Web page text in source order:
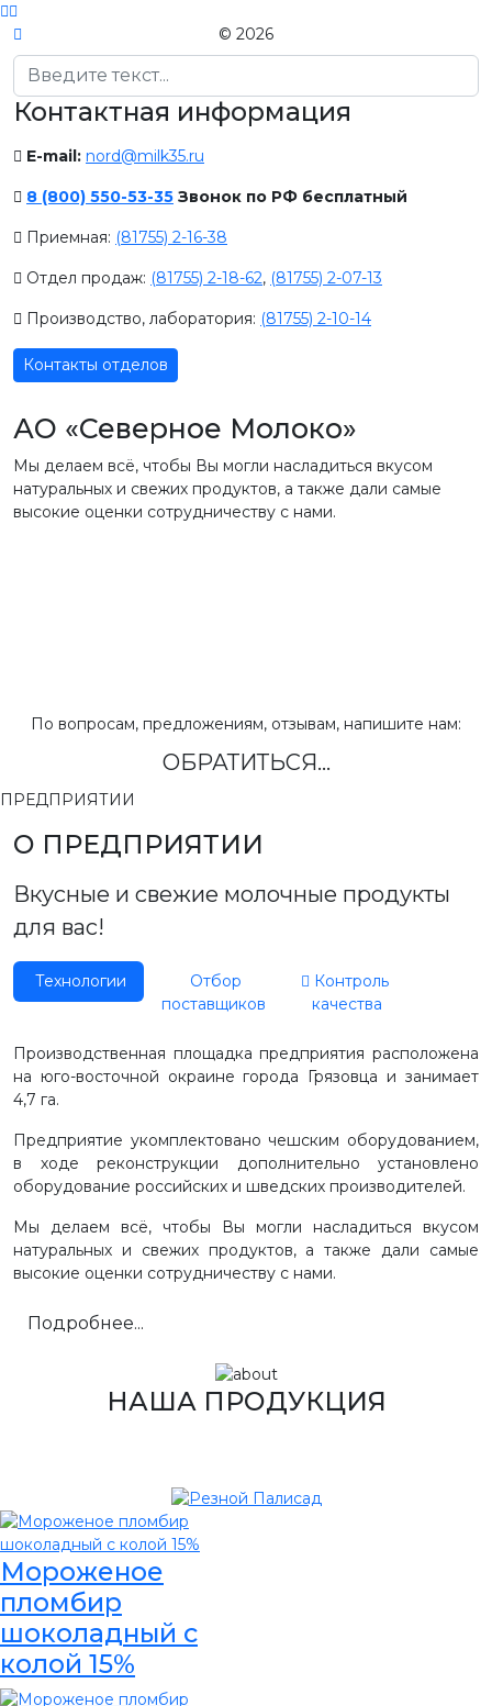
© 2026
Поиск
Контактная информация
E-mail: nord@milk35.ru
8 (800) 550-53-35 Звонок по РФ бесплатный
Приемная: (81755) 2-16-38
Отдел продаж: (81755) 2-18-62, (81755) 2-07-13
Производство, лаборатория: (81755) 2-10-14
Контакты отделов
АО «Северное Молоко»
Мы делаем всё, чтобы Вы могли насладиться вкусом
натуральных и свежих продуктов, а также дали самые
высокие оценки сотрудничеству с нами.
По вопросам, предложениям, отзывам, напишите нам:
ОБРАТИТЬСЯ...
ПРЕДПРИЯТИИ
О ПРЕДПРИЯТИИ
Вкусные и свежие молочные продукты
для вас!
Технологии
Отбор
поставщиков
Контроль
качества
Производственная площадка предприятия расположена
на юго-восточной окраине города Грязовца и занимает
4,7 га.
Предприятие укомплектовано чешским оборудованием,
в ходе реконструкции дополнительно установлено
оборудование российских и шведских производителей.
Мы делаем всё, чтобы Вы могли насладиться вкусом
натуральных и свежих продуктов, а также дали самые
высокие оценки сотрудничеству с нами.
Подробнее...
НАША ПРОДУКЦИЯ
Мороженое
пломбир
шоколадный с
колой 15%